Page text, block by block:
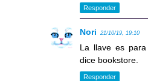
Responder
Nori 21/10/19, 19:10
La llave es
dice bookstore.
Responder